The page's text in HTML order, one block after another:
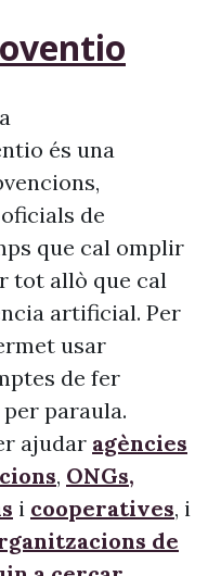
és una
de
que cal omplir
tot allò que cal
artificial. Per
usar
de fer
paraula.
ajudar agències
, ONGs,
i cooperatives, i
de